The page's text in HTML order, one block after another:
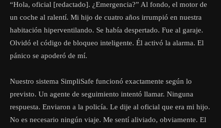
“Hola, oficial [redactado]. ¿Emergencia?” Al fondo, el motor de
un coche al ralentí. Mi hijo de cuatro años irrumpió en nuestra
habitación hiperventilando. Se había despertado. Fue al garaje.
Olvidó el código de bloqueo inteligente. Él activó la alarma. El
pánico se apoderó de mí.
Nuestro sistema SimpliSafe funcionó exactamente según lo
previsto. Un agente de seguimiento intentó llamar. Ninguna
respuesta. Enviaron a la policía. Le dije al oficial que era mi hijo.
No es necesario ningún viaje. Me sentí aliviado, obviamente. El